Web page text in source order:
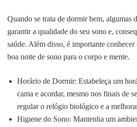
Quando se trata de dormir bem, algumas
garantir a qualidade do seu sono e,
saúde. Além disso, é importante
boa noite de sono para o corpo e mente.
Horário de Dormir: Estabeleça um
cama e acordar, mesmo nos finais de
regular o relógio biológico e a
Higiene do Sono: Mantenha um